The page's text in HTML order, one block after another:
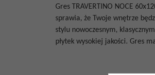
Gres TRAVERTINO NOCE
sprawia, że Twoje wnętrze
stylu nowoczesnym,
płytek wysokiej jakości. Gres